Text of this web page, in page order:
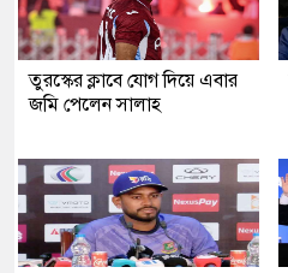
তুরস্কের ক্লাবে যোগ দিয়ে এবার
জমি পেলেন সালাহ